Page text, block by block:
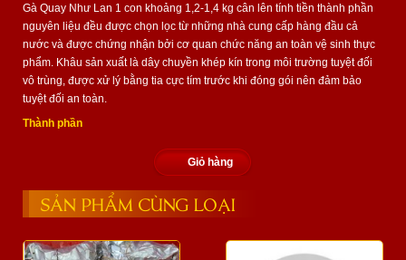
Gà Quay Như Lan 1 con khoảng 1,2-1,4 kg cân lên tính tiền thành phần
nguyên liệu đều được chọn lọc từ những nhà cung cấp hàng đầu cả
nước và được chứng nhận bởi cơ quan chức năng an toàn vệ sinh thực
phẩm. Khâu sản xuất là dây chuyền khép kín trong môi trường tuyệt đối
vô trùng, được xử lý bằng tia cực tím trước khi đóng gói nên đảm bảo
tuyệt đối an toàn.
Thành phần
Giỏ hàng
SẢN PHẨM CÙNG LOẠI